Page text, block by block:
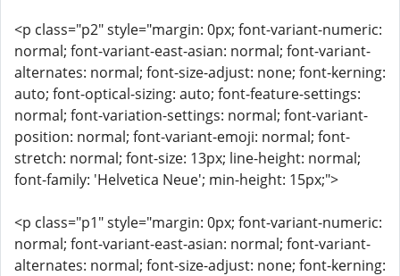
<p class="p2" style="margin: 0px; font-variant-numeric:
normal; font-variant-east-asian: normal; font-variant-
alternates: normal; font-size-adjust: none; font-kerning:
auto; font-optical-sizing: auto; font-feature-settings:
normal; font-variation-settings: normal; font-variant-
position: normal; font-variant-emoji: normal; font-
stretch: normal; font-size: 13px; line-height: normal;
font-family: 'Helvetica Neue'; min-height: 15px;">
<p class="p1" style="margin: 0px; font-variant-numeric:
normal; font-variant-east-asian: normal; font-variant-
alternates: normal; font-size-adjust: none; font-kerning: